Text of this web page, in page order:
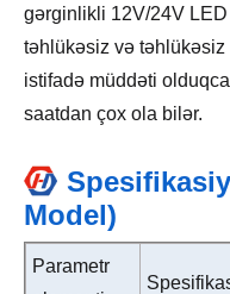
gərginlikli 12V/24V
təhlükəsiz və
istifadə müddəti
saatdan çox ola bilər.
Model)
Parametr